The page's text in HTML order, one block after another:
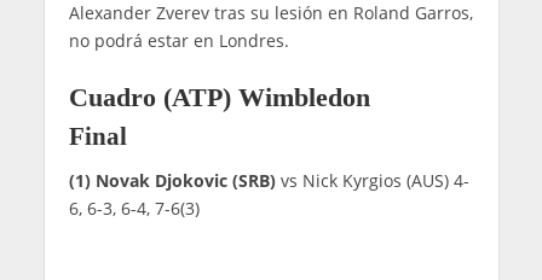
Alexander Zverev tras su lesión en Roland Garros,
no podrá estar en Londres.
Cuadro (ATP) Wimbledon
Final
(1) Novak Djokovic (SRB)vs Nick Kyrgios (AUS) 4-
6, 6-3, 6-4, 7-6(3)